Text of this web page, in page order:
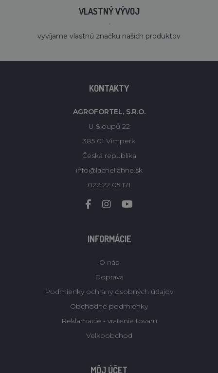
VLASTNÝ VÝVOJ
´
vyvíjame vlastnú značku našich produktov
KONTAKTY
AGROFORTEL, S.R.O.
U Sloupů 22
385 01 Vimperk
Česká republika
info@lacneliahne.sk
022 22 05 171
INFORMÁCIE
O nás
Doprava
Podmienky ochrany osobných údajov
Obchodné podmienky
Reklamacie - vratenie tovaru
Velkoobchod
MÔJ ÚČET